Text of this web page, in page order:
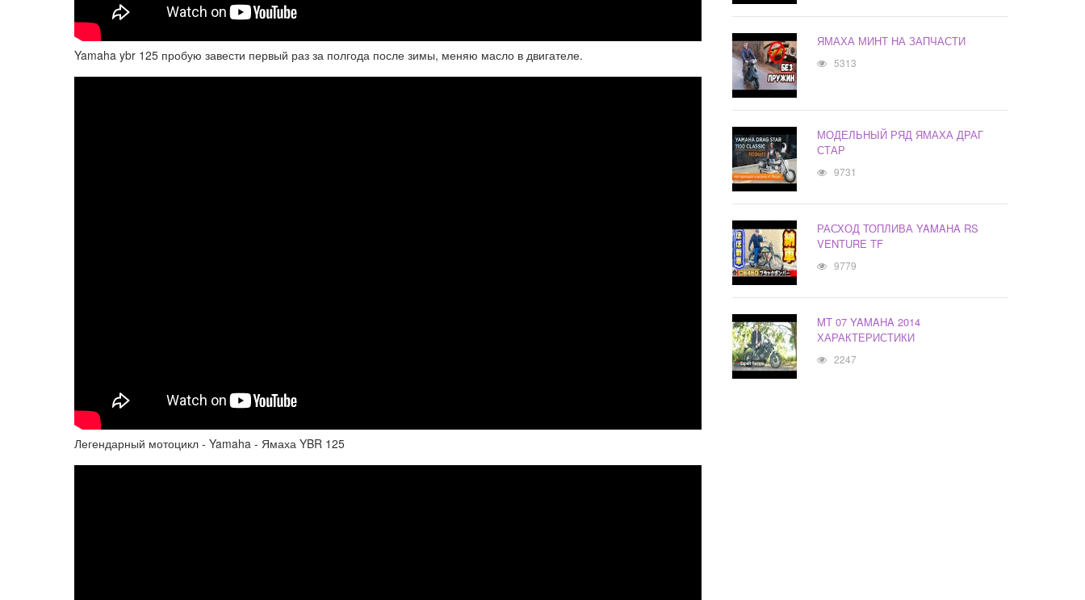
Yamaha ybr 125 пробую завести первый раз за полгода после зимы, меняю масло в двигателе.
Легендарный мотоцикл - Yamaha - Ямаха YBR 125
ЯМАХА МИНТ НА ЗАПЧАСТИ
5313
МОДЕЛЬНЫЙ РЯД ЯМАХА ДРАГ
СТАР
9731
РАСХОД ТОПЛИВА YAMAHA RS
VENTURE TF
9779
MT 07 YAMAHA 2014
ХАРАКТЕРИСТИКИ
2247